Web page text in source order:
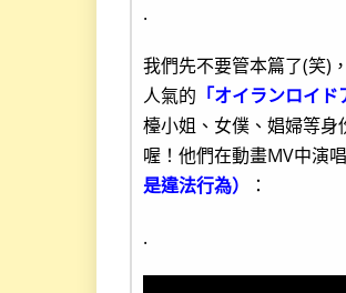
.
我們先不要管本篇了(笑)
人氣的 「オイランロイ
檯小姐、女僕、娼婦等身
喔！他們在動畫MV中演
是違法行為）
：
.